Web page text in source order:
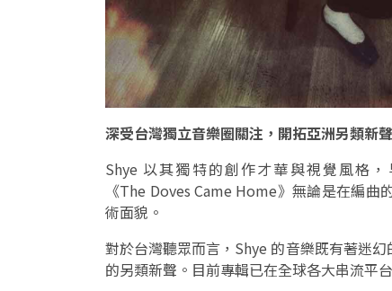
深受台灣獨立音樂圈關注，開拓亞洲另類新
Shye 以其獨特的創作才華與視覺風格
《The Doves Came Home》無論是在編
術面貌。
對於台灣聽眾而言，Shye 的音樂既有著迷
的另類新聲。目前專輯已在全球各大串流平